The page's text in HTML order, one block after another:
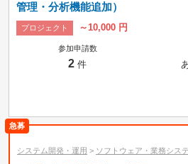
管理・分析機能追加）
プロジェクト ～10,000 円
参加申請数
2 件
システム開発・運用 > ソフトウェア・業務シス